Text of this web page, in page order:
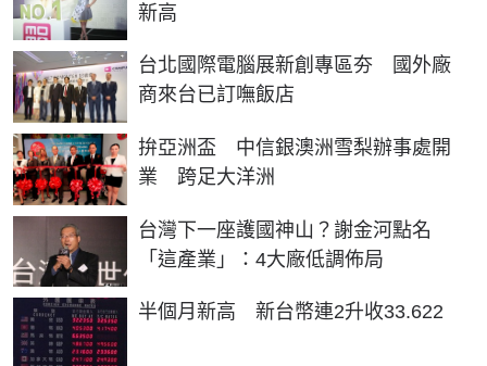
新高
台北國際電腦展新創專區夯 國外廠
商來台已訂嘸飯店
拚亞洲盃 中信銀澳洲雪梨辦事處開
業 跨足大洋洲
台灣下一座護國神山？謝金河點名
「這產業」：4大廠低調佈局
半個月新高 新台幣連2升收33.622